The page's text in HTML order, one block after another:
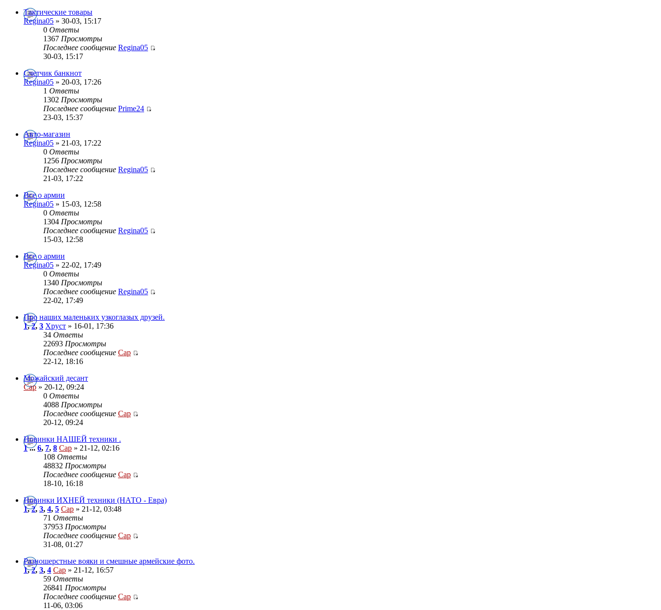
Тактические товары
Regina05 » 30-03, 15:17
0 Ответы
1367 Просмотры
Последнее сообщение Regina05
30-03, 15:17
Счетчик банкнот
Regina05 » 20-03, 17:26
1 Ответы
1302 Просмотры
Последнее сообщение Prime24
23-03, 15:37
Авто-магазин
Regina05 » 21-03, 17:22
0 Ответы
1256 Просмотры
Последнее сообщение Regina05
21-03, 17:22
Все о армии
Regina05 » 15-03, 12:58
0 Ответы
1304 Просмотры
Последнее сообщение Regina05
15-03, 12:58
Все о армии
Regina05 » 22-02, 17:49
0 Ответы
1340 Просмотры
Последнее сообщение Regina05
22-02, 17:49
Про наших маленьких узкоглазых друзей.
1,2, 3 Хруст » 16-01, 17:36
34 Ответы
22693 Просмотры
Последнее сообщение Cap
22-12, 18:16
Можайский десант
Cap » 20-12, 09:24
0 Ответы
4088 Просмотры
Последнее сообщение Cap
20-12, 09:24
Новинки НАШЕЙ техники .
1...6, 7, 8 Cap » 21-12, 02:16
108 Ответы
48832 Просмотры
Последнее сообщение Cap
18-10, 16:18
Новинки ИХНЕЙ техники (НАТО - Евра)
1,2, 3, 4, 5 Cap » 21-12, 03:48
71 Ответы
37953 Просмотры
Последнее сообщение Cap
31-08, 01:27
Разношерстные вояки и смешные армейские фото.
1,2, 3, 4 Cap » 21-12, 16:57
59 Ответы
26841 Просмотры
Последнее сообщение Cap
11-06, 03:06